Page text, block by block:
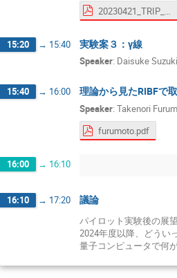
20230421_TRIP_KickoffMeeting_mtanaka_ForSharing.pdf
15:20 → 15:40 実験案３：γ線
Speaker: Daisuke Suzuki
15:40 → 16:00 理論から見たRIBFで
Speaker: Takenori
furumoto.pdf
16:00 → 16:10
16:10 → 17:20 議論
パイロット実験後の展望
2024年度以降、どうい
量子コンピュータで何